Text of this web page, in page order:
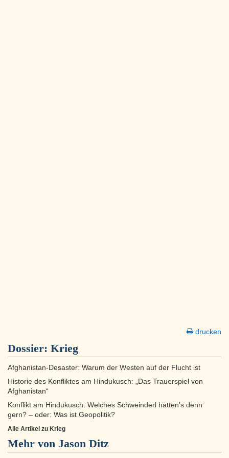
drucken
Dossier: Krieg
Afghanistan-Desaster: Warum der Westen auf der Flucht ist
Historie des Konfliktes am Hindukusch: „Das Trauerspiel von
Afghanistan“
Konflikt am Hindukusch: Welches Schweinderl hätten’s denn
gern? – oder: Was ist Geopolitik?
Alle Artikel zu Krieg
Mehr von Jason Ditz